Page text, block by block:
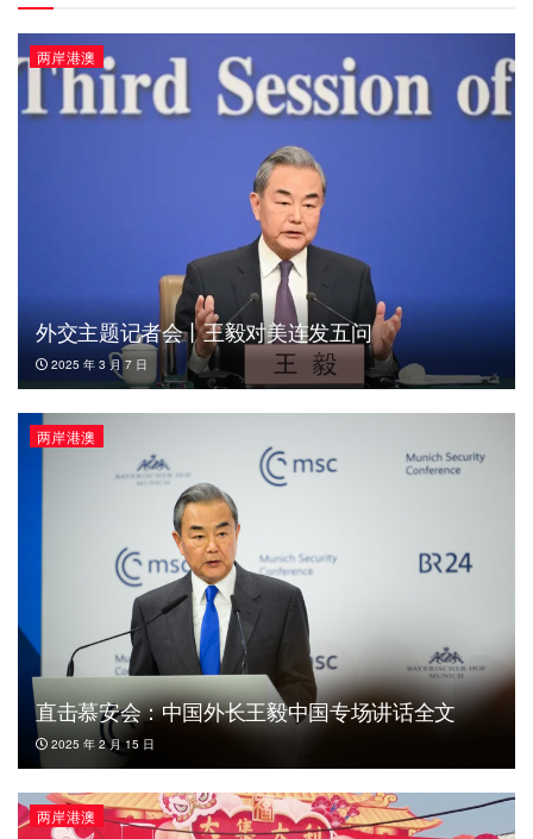
两岸港澳
外交主题记者会丨王毅对美连发五问
2025 年 3 月 7 日
两岸港澳
直击慕安会：中国外长王毅中国专场讲话全文
2025 年 2 月 15 日
两岸港澳